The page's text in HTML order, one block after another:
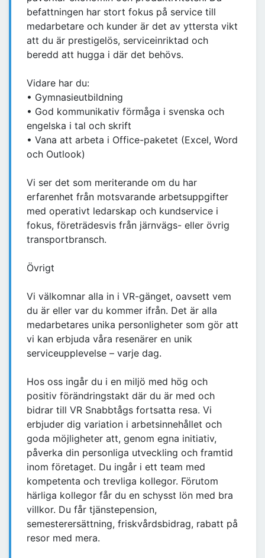
befattningen har stort fokus på service till
medarbetare och kunder är det av yttersta vikt
att du är prestigelös, serviceinriktad och
beredd att hugga i där det behövs.
Vidare har du:
• Gymnasieutbildning
• God kommunikativ förmåga i svenska och
engelska i tal och skrift
• Vana att arbeta i Office-paketet (Excel, Word
och Outlook)
Vi ser det som meriterande om du har
erfarenhet från motsvarande arbetsuppgifter
med operativt ledarskap och kundservice i
fokus, företrädesvis från järnvägs- eller övrig
transportbransch.
Övrigt
Vi välkomnar alla in i VR-gänget, oavsett vem
du är eller var du kommer ifrån. Det är alla
medarbetares unika personligheter som gör att
vi kan erbjuda våra resenärer en unik
serviceupplevelse – varje dag.
Hos oss ingår du i en miljö med hög och
positiv förändringstakt där du är med och
bidrar till VR Snabbtågs fortsatta resa. Vi
erbjuder dig variation i arbetsinnehållet och
goda möjligheter att, genom egna initiativ,
påverka din personliga utveckling och framtid
inom företaget. Du ingår i ett team med
kompetenta och trevliga kollegor. Förutom
härliga kollegor får du en schysst lön med bra
villkor. Du får tjänstepension,
semesterersättning, friskvårdsbidrag, rabatt på
resor med mera.